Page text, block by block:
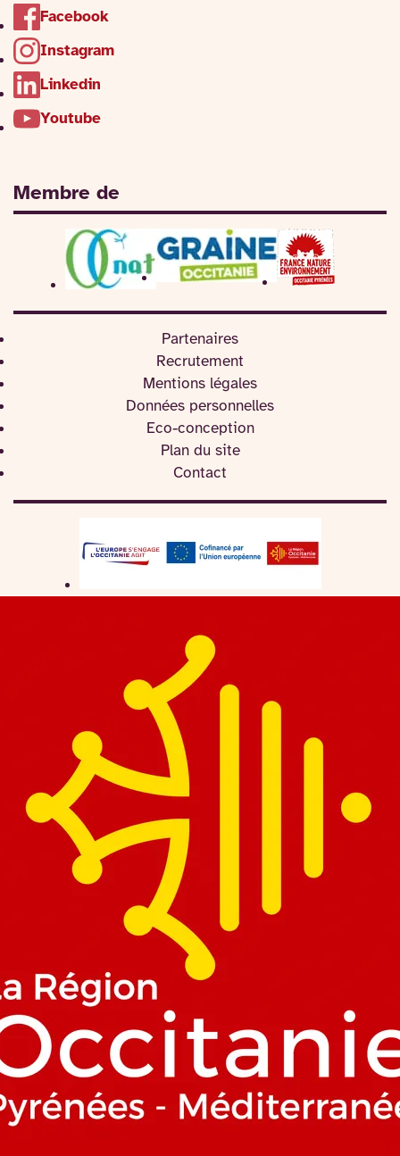
Facebook
Instagram
Linkedin
Youtube
Membre de
Partenaires
Recrutement
Mentions légales
Données personnelles
Eco-conception
Plan du site
Contact